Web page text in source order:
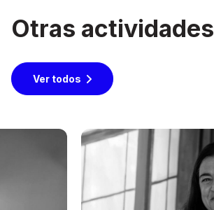
Otras actividades
Ver todos